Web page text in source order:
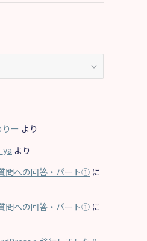
ー より
より
問への回答・パート① に
問への回答・パート① に